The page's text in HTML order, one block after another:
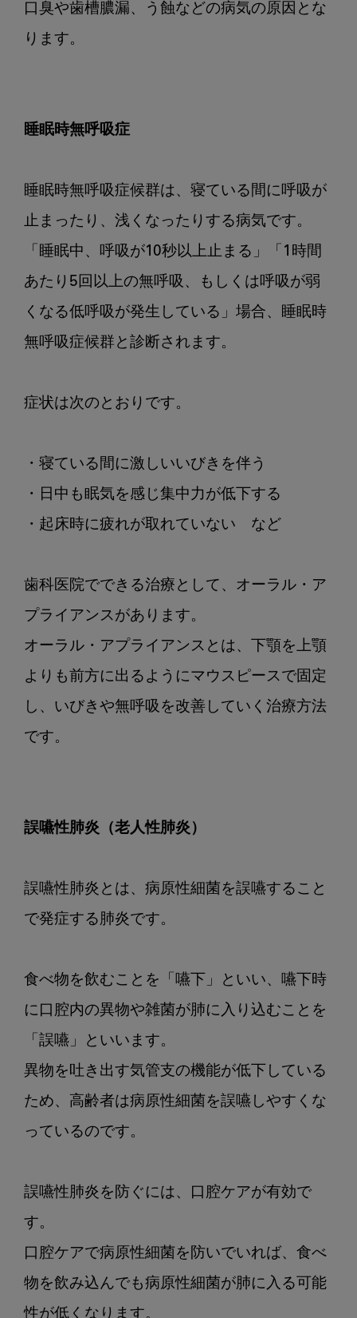
口臭や歯槽膿漏、う蝕などの病気の原因とな
ります。
睡眠時無呼吸症
睡眠時無呼吸症候群は、寝ている間に呼吸が
止まったり、浅くなったりする病気です。
「睡眠中、呼吸が10秒以上止まる」「1時間
あたり5回以上の無呼吸、もしくは呼吸が弱
くなる低呼吸が発生している」場合、睡眠時
無呼吸症候群と診断されます。
症状は次のとおりです。
・寝ている間に激しいいびきを伴う
・日中も眠気を感じ集中力が低下する
・起床時に疲れが取れていない　など
歯科医院でできる治療として、オーラル・ア
プライアンスがあります。
オーラル・アプライアンスとは、下顎を上顎
よりも前方に出るようにマウスピースで固定
し、いびきや無呼吸を改善していく治療方法
です。
誤嚥性肺炎（老人性肺炎）
誤嚥性肺炎とは、病原性細菌を誤嚥すること
で発症する肺炎です。
食べ物を飲むことを「嚥下」といい、嚥下時
に口腔内の異物や雑菌が肺に入り込むことを
「誤嚥」といいます。
異物を吐き出す気管支の機能が低下している
ため、高齢者は病原性細菌を誤嚥しやすくな
っているのです。
誤嚥性肺炎を防ぐには、口腔ケアが有効で
す。
口腔ケアで病原性細菌を防いでいれば、食べ
物を飲み込んでも病原性細菌が肺に入る可能
性が低くなります。